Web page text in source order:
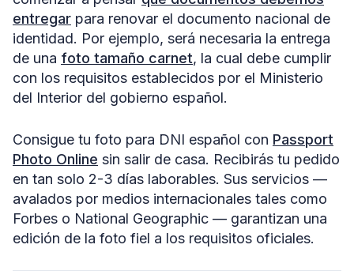
entregar para renovar el documento nacional de
identidad. Por ejemplo, será necesaria la entrega
de una foto tamaño carnet, la cual debe cumplir
con los requisitos establecidos por el Ministerio
del Interior del gobierno español.
Consigue tu foto para DNI español con Passport
Photo Online sin salir de casa. Recibirás tu pedido
en tan solo 2-3 días laborables. Sus servicios —
avalados por medios internacionales tales como
Forbes o National Geographic — garantizan una
edición de la foto fiel a los requisitos oficiales.